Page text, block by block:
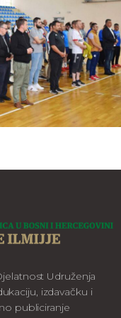
Udruženja
izdavačku i
publiciranje